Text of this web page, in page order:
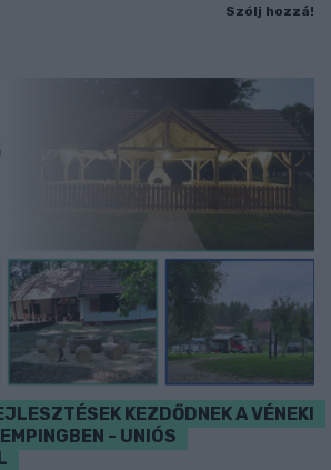
Szólj hozzá!
KEZDŐDNEK A VÉNEKI
- UNIÓS